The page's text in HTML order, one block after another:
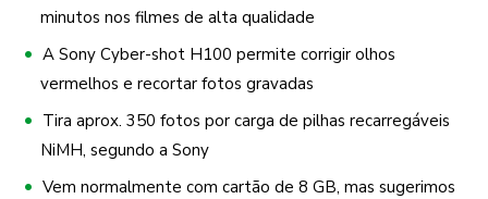
minutos nos filmes de alta qualidade
A Sony Cyber-shot H100 permite corrigir olhos
vermelhos e recortar fotos gravadas
Tira aprox. 350 fotos por carga de pilhas recarregáveis
NiMH, segundo a Sony
Vem normalmente com cartão de 8 GB, mas sugerimos